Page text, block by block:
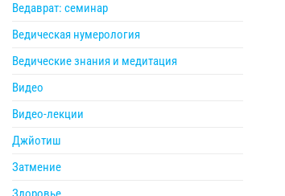
Ведаврат: семинар
Ведическая нумерология
Ведические знания и медитация
Видео
Видео-лекции
Джйотиш
Затмение